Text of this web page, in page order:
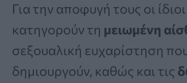
Για την αποφυγή τους οι ίδιοι
κατηγορούν τη μειωμένη
σεξουαλική ευχαρίστηση
δημιουργούν, καθώς και τις